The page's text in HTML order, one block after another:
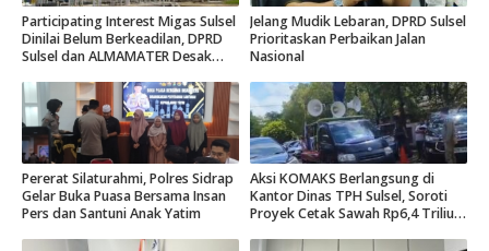
Participating Interest Migas Sulsel
Dinilai Belum Berkeadilan, DPRD
Sulsel dan ALMAMATER Desak
Jelang Mudik Lebaran, DPRD Sulsel
Prioritaskan Perbaikan Jalan
Nasional
Pererat Silaturahmi, Polres Sidrap
Gelar Buka Puasa Bersama Insan
Pers dan Santuni Anak Yatim
Aksi KOMAKS Berlangsung di
Kantor Dinas TPH Sulsel, Soroti
Proyek Cetak Sawah Rp6,4 Triliun